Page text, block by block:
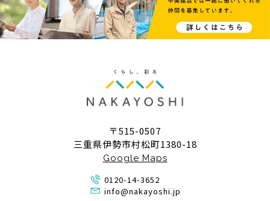
〒515-0507
三重県伊勢市村松町1380-18
Google Maps
0120-14-3652
info@nakayoshi.jp